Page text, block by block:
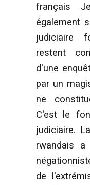
français
également
judiciaire
restent
d'une
par un
ne
C'est le
judiciaire.
rwandais
de